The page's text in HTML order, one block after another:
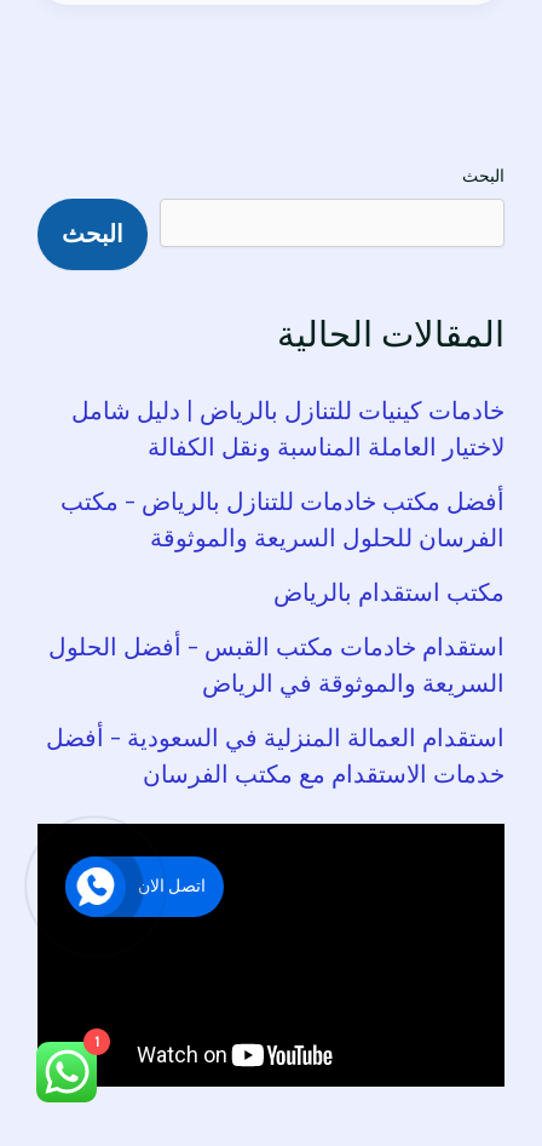
البحث
البحث
المقالات الحالية
خادمات كينيات للتنازل بالرياض | دليل شامل
لاختيار العاملة المناسبة ونقل الكفالة
أفضل مكتب خادمات للتنازل بالرياض – مكتب
الفرسان للحلول السريعة والموثوقة
مكتب استقدام بالرياض
استقدام خادمات مكتب القبس – أفضل الحلول
السريعة والموثوقة في الرياض
استقدام العمالة المنزلية في السعودية – أفضل
خدمات الاستقدام مع مكتب الفرسان
اتصل الان
1